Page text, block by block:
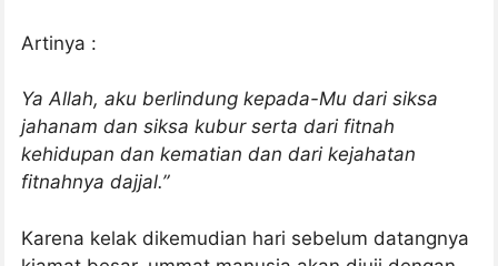
Artinya :
Ya Allah, aku berlindung kepada-Mu dari siksa
jahanam dan siksa kubur serta dari fitnah
kehidupan dan kematian dan dari kejahatan
fitnahnya dajjal.”
Karena kelak dikemudian hari sebelum datangnya